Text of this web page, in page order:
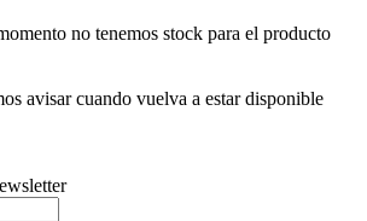
no tenemos stock para el producto
avisar cuando vuelva a estar disponible